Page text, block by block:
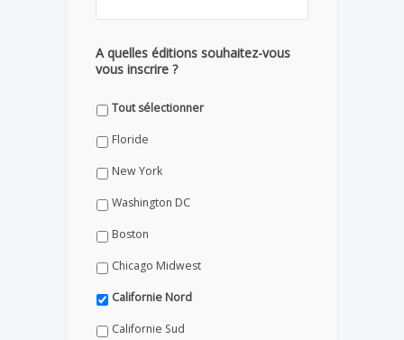
A quelles éditions souhaitez-vous
vous inscrire ?
Tout sélectionner
Floride
New York
Washington DC
Boston
Chicago Midwest
Californie Nord
Californie Sud